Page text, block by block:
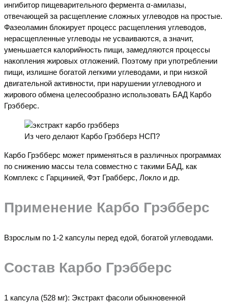
ингибитор пищеварительного фермента α-амилазы,
отвечающей за расщепление сложных углеводов на простые.
Фазеоламин блокирует процесс расщепления углеводов,
нерасщепленные углеводы не усваиваются, а значит,
уменьшается калорийность пищи, замедляются процессы
накопления жировых отложений. Поэтому при употреблении
пищи, излишне богатой легкими углеводами, и при низкой
двигательной активности, при нарушении углеводного и
жирового обмена целесообразно использовать БАД Карбо
Грэбберс.
Из чего делают Карбо Грэбберз НСП?
Карбо Грэбберс может применяться в различных программах
по снижению массы тела совместно с такими БАД, как
Комплекс с Гарцинией, Фэт Грабберс, Локло и др.
Применение Карбо Грэбберс
Взрослым по 1-2 капсулы перед едой, богатой углеводами.
Состав Карбо Грэбберс
1 капсула (528 мг): Экстракт фасоли обыкновенной